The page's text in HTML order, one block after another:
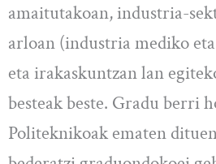
amaitutakoan, industria-
arloan (industria mediko
eta irakaskuntzan lan
besteak beste. Gradu berri
Politeknikoak ematen